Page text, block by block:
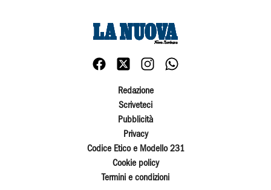
Redazione
Scriveteci
Pubblicità
Privacy
Codice Etico e Modello 231
Cookie policy
Termini e condizioni